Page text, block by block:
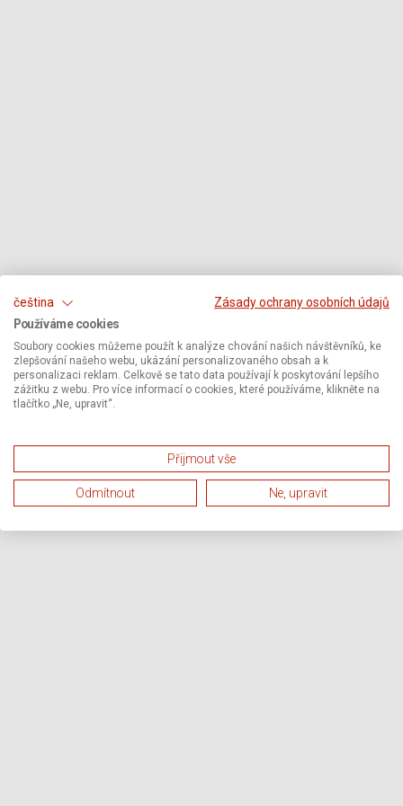
čeština
Zásady ochrany osobních údajů
Používáme cookies
Soubory cookies můžeme použít k analýze chování našich návštěvníků, ke
zlepšování našeho webu, ukázání personalizovaného obsah a k
personalizaci reklam. Celkově se tato data používají k poskytování lepšího
zážitku z webu. Pro více informací o cookies, které používáme, klikněte na
tlačítko „Ne, upravit“.
Přijmout vše
Odmítnout Ne, upravit